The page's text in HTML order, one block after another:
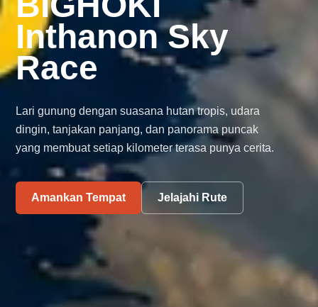
Inthanon Sky
Race
Lari gunung dengan suasana hutan tropis, udara
dingin, tanjakan panjang, dan panorama puncak
yang membuat setiap kilometer terasa punya cerita.
Amankan Tempat Jelajahi Rute